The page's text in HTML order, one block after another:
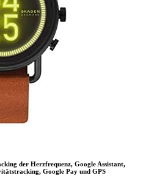
der Herzfrequenz, Google Assistant,
Google Pay und GPS